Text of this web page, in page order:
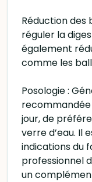
Réduction des
réguler la
également
comme les
Posologie :
recommandée
jour, de
verre d’eau. Il
indications du
professionnel
un